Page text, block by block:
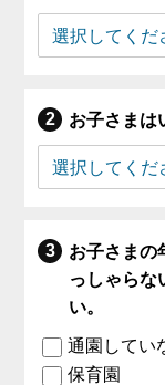
お子さまは
お子さまの
っしゃらな
い。
通園してい
保育園